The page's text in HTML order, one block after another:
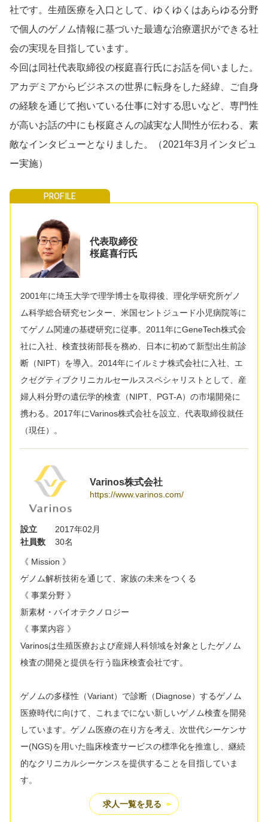
社です。生殖医療を入口として、ゆくゆくはあらゆる分野
で個人のゲノム情報に基づいた最適な治療選択ができる社
会の実現を目指しています。
今回は同社代表取締役の桜庭喜行氏にお話を伺いました。
アカデミアからビジネスの世界に転身をした経緯、ご自身
の経験を通じて抱いている仕事に対する思いなど、専門性
が高いお話の中にも桜庭さんの誠実な人間性が伝わる、素
敵なインタビューとなりました。（2021年3月インタビュ
ー実施）
代表取締役
桜庭喜行氏
2001年に埼玉大学で理学博士を取得後、理化学研究所ゲノ
ム科学総合研究センター、米国セントジュード小児病院等に
てゲノム関連の基礎研究に従事。2011年にGeneTech株式会
社に入社、検査技術部長を務め、日本に初めて新型出生前診
断（NIPT）を導入。2014年にイルミナ株式会社に入社、エ
クゼグティブクリニカルセールススペシャリストとして、産
婦人科分野の遺伝学的検査（NIPT、PGT-A）の市場開発に
携わる。2017年にVarinos株式会社を設立、代表取締役就任
（現任）。
Varinos株式会社
https://www.varinos.com/
設立
2017年02月
社員数
30名
《 Mission 》
ゲノム解析技術を通じて、家族の未来をつくる
《 事業分野 》
新素材・バイオテクノロジー
《 事業内容 》
Varinosは生殖医療および産婦人科領域を対象としたゲノム
検査の開発と提供を行う臨床検査会社です。
ゲノムの多様性（Variant）で診断（Diagnose）するゲノム
医療時代に向けて、これまでにない新しいゲノム検査を開発
しています。ゲノム医療の在り方を考え、次世代シーケンサ
ー(NGS)を用いた臨床検査サービスの標準化を推進し、継続
的なクリニカルシーケンスを提供することを目指していま
す。
求人一覧を見る